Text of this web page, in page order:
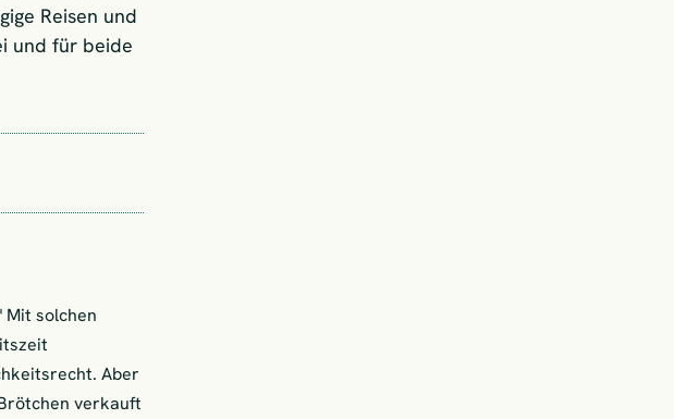
Reisen und
und für beide
Mit solchen
Aber
verkauft